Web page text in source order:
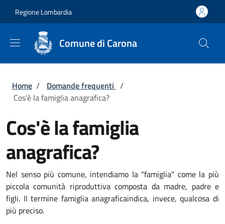
Regione Lombardia
Comune di Carona
Briciole di pane
Home / Domande frequenti /
Cos'è la famiglia anagrafica?
Cos'è la famiglia
anagrafica?
Nel senso più comune, intendiamo la "famiglia" come la più
piccola comunità riproduttiva composta da madre, padre e
figli. Il termine famiglia anagraficaindica, invece, qualcosa di
più preciso.